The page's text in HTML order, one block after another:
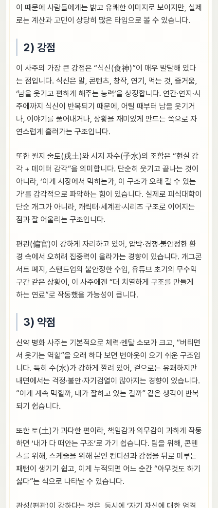
이 때문에 사람들에게는 밝고 유쾌한 이미지로 보이지만, 실제
로는 계산과 고민이 상당히 많은 타입으로 볼 수 있습니다.
2) 강점
이 사주의 가장 큰 강점은 “식신(食神)”이 매우 발달해 있다
는 점입니다. 식신은 말, 콘텐츠, 창작, 연기, 먹는 것, 즐거움,
‘남을 웃기고 편하게 해주는 능력’을 상징합니다. 연간·연지·시
주에까지 식신이 반복되기 때문에, 어릴 때부터 남을 웃기거
나, 이야기를 풀어내거나, 상황을 재미있게 만드는 쪽으로 자
연스럽게 흘러가는 구조입니다.
또한 월지 술토(戌土)와 시지 자수(子水)의 조합은 “현실 감
각 + 데이터 감각”을 의미합니다. 단순히 웃기고 끝나는 것이
아니라, ‘이게 시장에서 먹히는가, 이 구조가 오래 갈 수 있는
가’를 감각적으로 파악하는 힘이 있습니다. 실제로 피식대학이
단순 개그가 아니라, 캐릭터·세계관·시리즈 구조로 이어지는
점과 잘 어울리는 구조입니다.
편관(偏官)이 강하게 자리하고 있어, 압박·경쟁·불안정한 환
경 속에서 오히려 집중력이 올라가는 경향이 있습니다. 개그콘
서트 폐지, 스탠드업의 불안정한 수입, 유튜브 초기의 무수익
구간 같은 상황이, 이 사주에겐 “더 치열하게 구조를 만들게
하는 연료”로 작동했을 가능성이 큽니다.
3) 약점
신약 병화 사주는 기본적으로 체력·멘탈 소모가 크고, “버티면
서 웃기는 역할”을 오래 하다 보면 번아웃이 오기 쉬운 구조입
니다. 특히 수(水)가 강하게 깔려 있어, 겉으로는 유쾌하지만
내면에서는 걱정·불안·자기검열이 많아지는 경향이 있습니다.
“이게 계속 먹힐까, 내가 잘하고 있는 걸까” 같은 생각이 반복
되기 쉽습니다.
또한 토(土)가 과다한 편이라, 책임감과 의무감이 과하게 작동
하면 ‘내가 다 떠안는 구조’로 가기 쉽습니다. 팀을 위해, 콘텐
츠를 위해, 스케줄을 위해 본인 컨디션과 감정을 뒤로 미루는
패턴이 생기기 쉽고, 이게 누적되면 어느 순간 “아무것도 하기
싫다”는 식으로 나타날 수 있습니다.
관성(편관)이 강하다는 것은, 동시에 ‘자기 자신에 대한 엄격